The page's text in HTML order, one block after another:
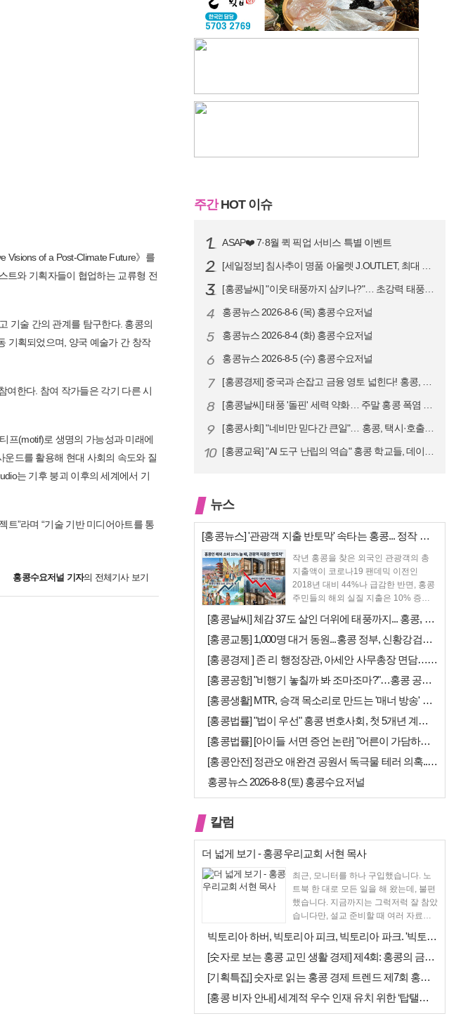
Visions of a Post-Climate Future》를
트와 기획자들이 협업하는 교류형 전
기술 간의 관계를 탐구한다. 홍콩의
기획되었으며, 양국 예술가 간 창작
여한다. 참여 작가들은 각기 다른 시
프(motif)로 생명의 가능성과 미래에
드를 활용해 현대 사회의 속도와 질
는 기후 붕괴 이후의 세계에서 기
”라며 “기술 기반 미디어아트를 통
홍콩수요저널 기자의 전체기사 보기
주간HOT 이슈
ASAP❤️ 7·8월 퀵 픽업 서비스 특별 이벤트
[세일정보] 침사추이 명품 아울렛 J.OUTLET, 최대 90% 빅 세일…
[홍콩날씨] "이웃 태풍까지 삼키나?"… 초강력 태풍 '돌핀' 세력 재확…
4 홍콩뉴스 2026-8-6 (목) 홍콩수요저널
5 홍콩뉴스 2026-8-4 (화) 홍콩수요저널
6 홍콩뉴스 2026-8-5 (수) 홍콩수요저널
7 [홍콩경제] 중국과 손잡고 금융 영토 넓힌다! 홍콩, 10대 신규 정책 …
8 [홍콩날씨] 태풍 '돌핀' 세력 약화… 주말 홍콩 폭염 예고
9 [홍콩사회] "네비만 믿다간 큰일"… 홍콩, 택시·호출차 통합 시험 도입…
10 [홍콩교육] "AI 도구 난립의 역습" 홍콩 학교들, 데이터 고립에 교육…
뉴스
[홍콩뉴스] '관광객 지출 반토막' 속타는 홍콩... 정작 홍콩인들은 지…
작년 홍콩을 찾은 외국인 관광객의 총
지출액이 코로나19 팬데믹 이전인
2018년 대비 44%나 급감한 반면, 홍콩
주민들의 해외 실질 지출은 10% 증가
[홍콩날씨] 체감 37도 살인 더위에 태풍까지... 홍콩, 주말 내내 '…
[홍콩교통] 1,000명 대거 동원...홍콩 정부, 신황강검문소 개장 앞…
[홍콩경제 ] 존 리 행정장관, 아세안 사무총장 면담… "무역·경제 협력…
[홍콩공항] "비행기 놓칠까 봐 조마조마?"…홍콩 공항 식당, AI 탑승…
[홍콩생활] MTR, 승객 목소리로 만드는 '매너 방송' 캠페인 시작
[홍콩법률] "법이 우선" 홍콩 변호사회, 첫 5개년 계획에 뼈 있는 권…
[홍콩법률] [아이들 서면 증언 논란] "어른이 가담하면 왜곡된다"… 홍…
[홍콩안전] 정관오 애완견 공원서 독극물 테러 의혹... 홍콩 경찰 수사…
홍콩뉴스 2026-8-8 (토) 홍콩수요저널
칼럼
더 넓게 보기 - 홍콩우리교회 서현 목사
최근, 모니터를 하나 구입했습니다. 노
트북 한 대로 모든 일을 해 왔는데, 불편
했습니다. 지금까지는 그럭저럭 잘 참았
습니다만, 설교 준비할 때 여러 자료를
빅토리아 하버, 빅토리아 피크, 빅토리아 파크. '빅토리아’의 이름은 어…
[숫자로 보는 홍콩 교민 생활 경제] 제4회: 홍콩의 금융 — 지표 및 …
[기획특집] 숫자로 읽는 홍콩 경제 트렌드 제7회 홍콩 문화·창의 산업…
[홍콩 비자 안내] 세계적 우수 인재 유치 위한 ‘탑탤런트 비자(TTPS…